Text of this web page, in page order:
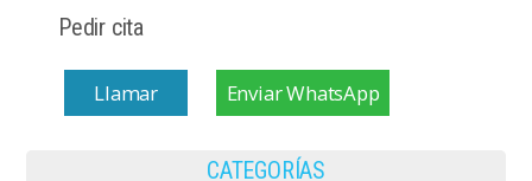
Pedir cita
Llamar Enviar WhatsApp
CATEGORÍAS